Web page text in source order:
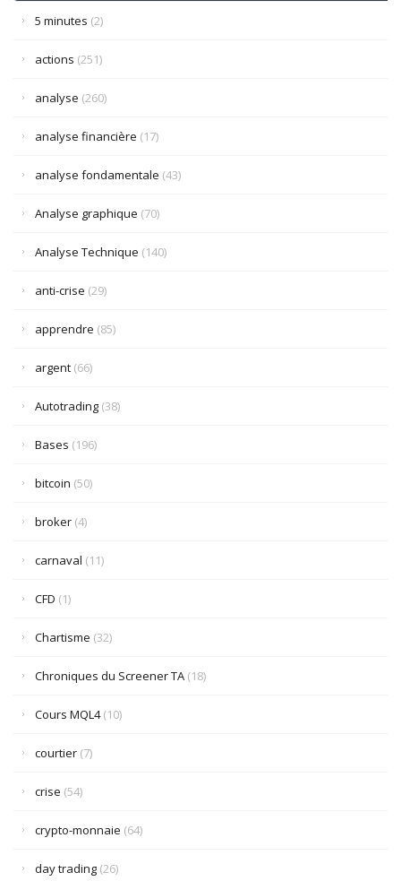
5 minutes (2)
actions (251)
analyse (260)
analyse financière (17)
analyse fondamentale (43)
Analyse graphique (70)
Analyse Technique (140)
anti-crise (29)
apprendre (85)
argent (66)
Autotrading (38)
Bases (196)
bitcoin (50)
broker (4)
carnaval (11)
CFD (1)
Chartisme (32)
Chroniques du Screener TA (18)
Cours MQL4(10)
courtier (7)
crise (54)
crypto-monnaie (64)
day trading (26)